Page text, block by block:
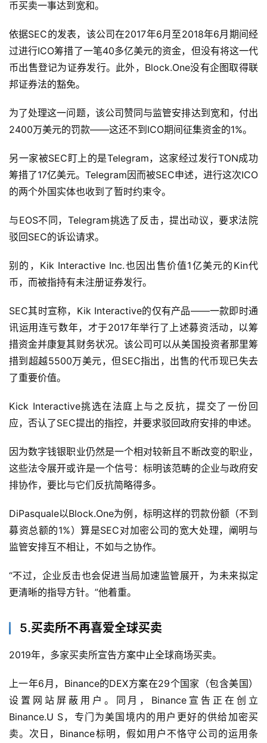
深
学
习
云
算
来
医
疗
智
能
驶
慧
城
市
更
多
容
登录 注册
币买卖一事达到宽和。
依据SEC的发表，该公司在2017年6月至2018年6月期间经
过进行ICO筹措了一笔40多亿美元的资金，但没有将这一代
币出售登记为证券发行。此外，Block.One没有企图取得联
邦证券法的豁免。
为了处理这一问题，该公司赞同与监管安排达到宽和，付出
2400万美元的罚款——这还不到ICO期间征集资金的1%。
另一家被SEC盯上的是Telegram，这家经过发行TON成功
筹措了17亿美元。Telegram因而被SEC申述，进行这次ICO
的两个外国实体也收到了暂时约束令。
与EOS不同，Telegram挑选了反击，提出动议，要求法院
驳回SEC的诉讼请求。
别的，Kik Interactive Inc.也因出售价值1亿美元的Kin代
币，而被指持有未注册证券发行。
SEC其时宣称，Kik Interactive的仅有产品——一款即时通
讯运用连亏数年，才于2017年举行了上述募资活动，以筹
措资金并康复其财务状况。该公司可以从美国投资者那里筹
措到超越5500万美元，但SEC指出，出售的代币现已失去
了重要价值。
Kick Interactive挑选在法庭上与之反抗，提交了一份回
应，否认了SEC提出的指控，并要求驳回政府安排的申述。
因为数字钱银职业仍然是一个相对较新且不断改变的职业，
这些法令展开或许是一个信号：标明该范畴的企业与政府安
排协作，要比与它们反抗简略得多。
DiPasquale以Block.One为例，标明这样的罚款份额（不到
募资总额的1%）算是SEC对加密公司的宽大处理，阐明与
监管安排互不相让，不如与之协作。
“不过，企业反击也会促进当局加速监管展开，为未来拟定
更清晰的指导方针。”他着重。
5.买卖所不再喜爱全球买卖
2019年，多家买卖所宣告方案中止全球商场买卖。
上一年6月，Binance的DEX方案在29个国家（包含美国）
设置网站屏蔽用户。同月，Binance宣告正在创立
Binance.U S，专门为美国境内的用户更好的供给加密买
卖。次日，Binance标明，假如用户不恪守公司的运用条